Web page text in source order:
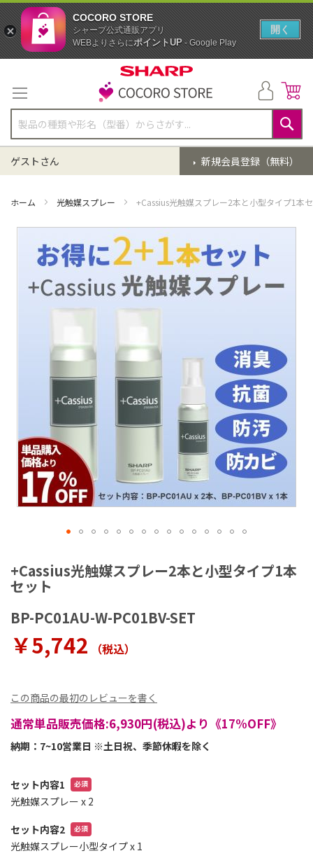
テ
ン
ツ
に
ス
キ
ッ
検
索
新規会員登録（無料）
ゲストさん
ホーム 光触媒スプレー +Cassius光触媒スプレー2本と小型タイプ1本
+Cassius光触媒スプレー2本と小型タイプ1本
セット
BP-PC01AU-W-PC01BV-SET
￥5,742 （税込）
この商品の最初のレビューを書く
通常単品販売価格:6,930円(税込)より《17%OFF》
納期：7~10営業日 ※土日祝、季節休暇を除く
す
る
メ
ー
ジ
ャ
リ
初
に
移
動
セット内容1
光触媒スプレー x 2
セット内容2
光触媒スプレー小型タイプx 1
COCORO STORE
シャープ公式通販アプリ
WEBよりさらにポイントUP- Google Play
開く